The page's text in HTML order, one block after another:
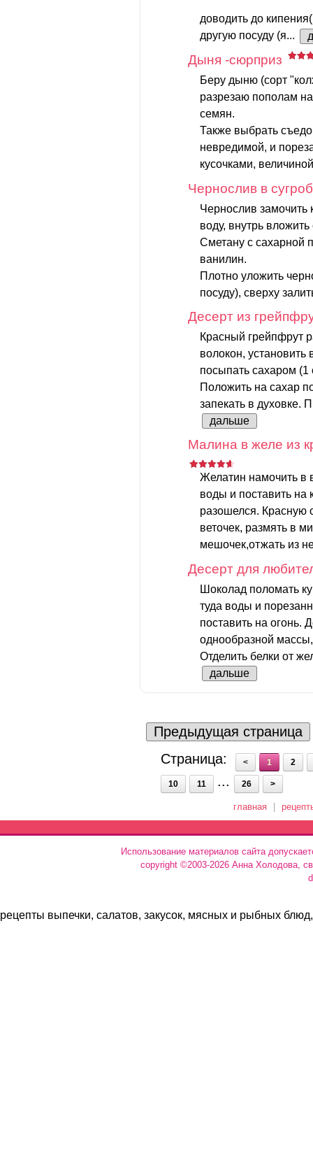
доводить до
другую посуду (я...
Дыня -сюрприз
Беру дыню (сорт
разрезаю пополам
семян.
Также выбрать
невредимой, и
кусочками,
Чернослив в
Чернослив замочить
воду, внутрь вложить
Сметану с сахарной
ванилин.
Плотно уложить
посуду), сверху
Десерт из
Красный грейпфрут
волокон, установить
посыпать сахаром (1
Положить на сахар
запекать в духовке.
дальше
Малина в желе из
Желатин намочить в
воды и поставить на
разошелся. Красную
веточек, размять в
мешочек,отжать из
Десерт для
Шоколад поломать
туда воды и
поставить на огонь.
однообразной
Отделить белки от
дальше
Предыдущая страница
Страница:
< 1 2
10 11 ... 26 >
главная
Использование материалов сайта
copyright ©2003-2026 Анна Холодова,
рецепты выпечки, салатов, закусок, мясных и рыбных